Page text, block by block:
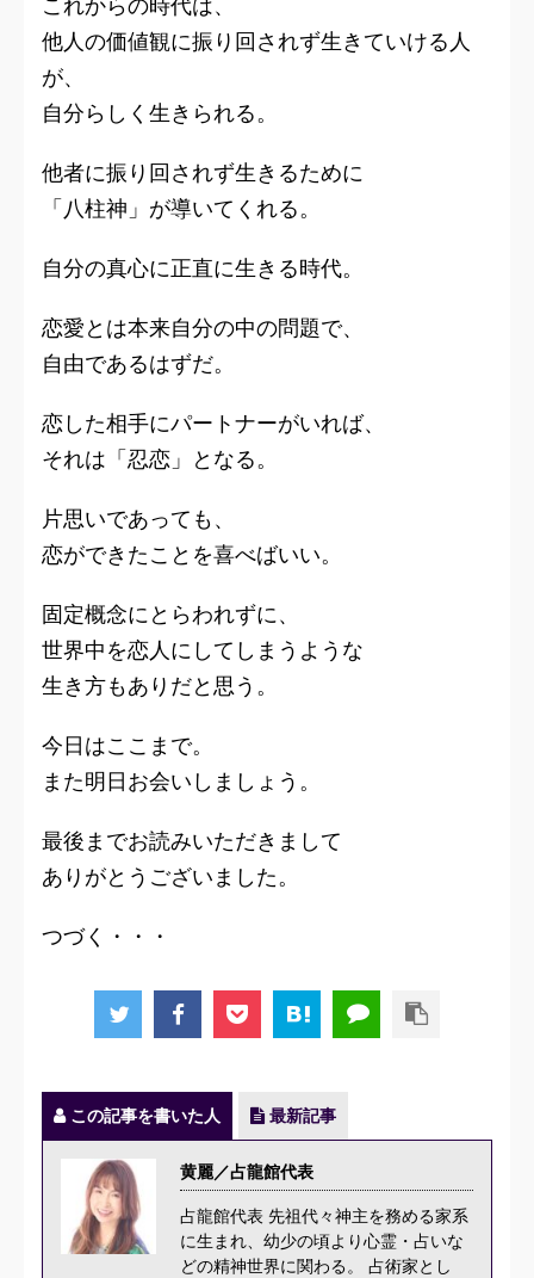
これからの時代は、
他人の価値観に振り回されず生きていける人
が、
自分らしく生きられる。
他者に振り回されず生きるために
「八柱神」が導いてくれる。
自分の真心に正直に生きる時代。
恋愛とは本来自分の中の問題で、
自由であるはずだ。
恋した相手にパートナーがいれば、
それは「忍恋」となる。
片思いであっても、
恋ができたことを喜べばいい。
固定概念にとらわれずに、
世界中を恋人にしてしまうような
生き方もありだと思う。
今日はここまで。
また明日お会いしましょう。
最後までお読みいただきまして
ありがとうございました。
つづく・・・
この記事を書いた人 最新記事
黄麗／占龍館代表
占龍館代表 先祖代々神主を務める家系
に生まれ、幼少の頃より心霊・占いな
どの精神世界に関わる。 占術家とし